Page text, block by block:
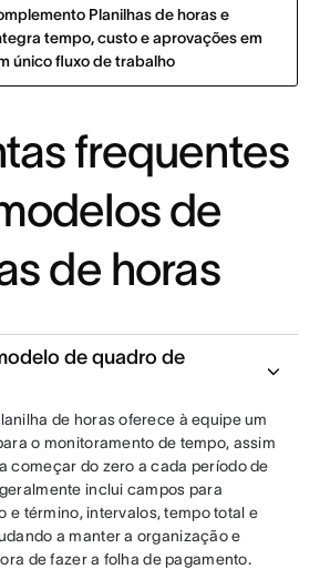
Planilhas de horas e
tempo, custo e aprovações em
único fluxo de trabalho
frequentes
de
de horas
de quadro de
de horas oferece à equipe um
o monitoramento de tempo, assim
começar do zero a cada período de
inclui campos para
e término, intervalos, tempo total e
a manter a organização e
de fazer a folha de pagamento.